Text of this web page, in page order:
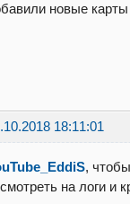
новые
18:11:01
,
на логи и